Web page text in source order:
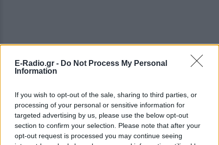
E-Radio.gr - Do Not Process My Personal
Information
If you wish to opt-out of the sale, sharing to third parties, or
processing of your personal or sensitive information for
targeted advertising by us, please use the below opt-out
section to confirm your selection. Please note that after your
opt-out request is processed you may continue seeing
ΣΤΗΝ ΙΔΙΑ ΚΑΤΗΓΟΡΙΑ
Ο Μπρούκλιν Μπέκαμ έβρασε
μακαρόνια με θαλασσινό νερό